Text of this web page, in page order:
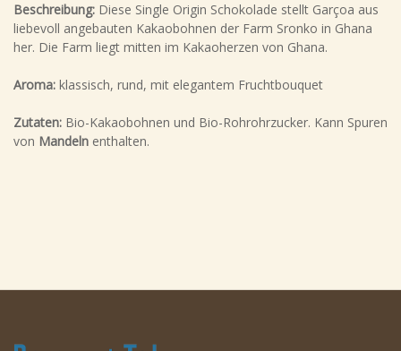
Beschreibung: Diese Single Origin Schokolade stellt Garçoa aus
liebevoll angebauten Kakaobohnen der Farm Sronko in Ghana
her. Die Farm liegt mitten im Kakaoherzen von Ghana.
Aroma: klassisch, rund, mit elegantem Fruchtbouquet
Zutaten: Bio-Kakaobohnen und Bio-Rohrohrzucker. Kann Spuren
von Mandeln enthalten.